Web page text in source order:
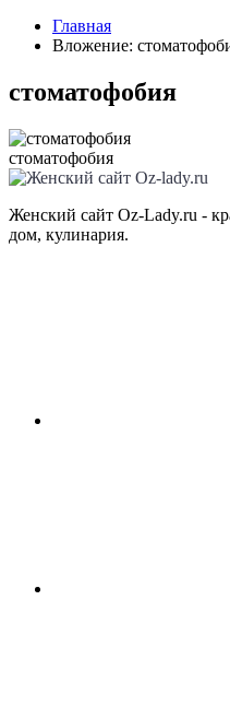
Главная
Вложение:
стоматофобия
стоматофобия
Женский сайт Oz-Lady.ru -
дом, кулинария.